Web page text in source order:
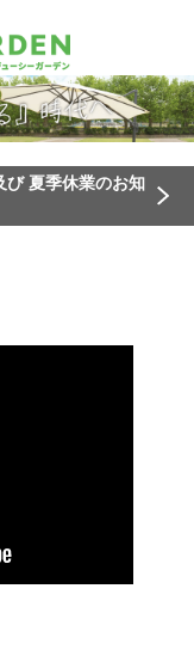
び 夏季休業のお知